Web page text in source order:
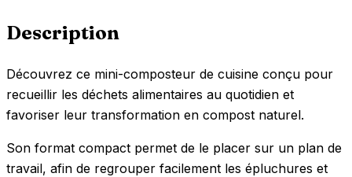
Description
Découvrez ce mini-composteur de cuisine conçu pour
recueillir les déchets alimentaires au quotidien et
favoriser leur transformation en compost naturel.
Son format compact permet de le placer sur un plan de
travail, afin de regrouper facilement les épluchures et